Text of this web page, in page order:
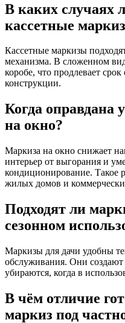
В каких случаях
кассетные
Кассетные маркизы
механизма. В сложенном
коробе, что продлевает
конструкции.
Когда оправдана
на окно?
Маркиза на окно снижает
интерьер от выгорания и
кондиционирование. Такое
жилых домов и
Подходят ли
сезонном
Маркизы для дачи удобны
обслуживания. Они
убираются, когда в
В чём отличие
маркиз под